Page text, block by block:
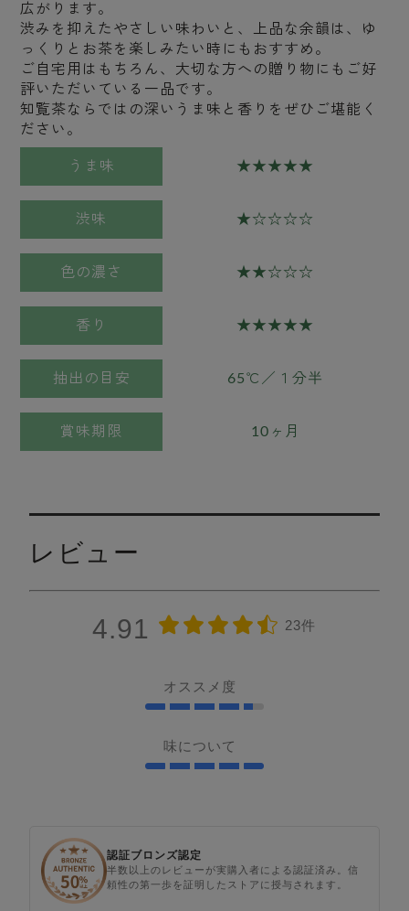
広がります。
渋みを抑えたやさしい味わいと、上品な余韻は、ゆ
っくりとお茶を楽しみたい時にもおすすめ。
ご自宅用はもちろん、大切な方への贈り物にもご好
評いただいている一品です。
知覧茶ならではの深いうま味と香りをぜひご堪能く
ださい。
うま味 ★★★★★
渋味 ★☆☆☆☆
色の濃さ ★★☆☆☆
香り ★★★★★
抽出の目安 65℃／１分半
賞味期限 10ヶ月
レビュー
4.91 23件
オススメ度
味について
認証ブロンズ認定
半数以上のレビューが実購入者による認証済み。信
頼性の第一歩を証明したストアに授与されます。